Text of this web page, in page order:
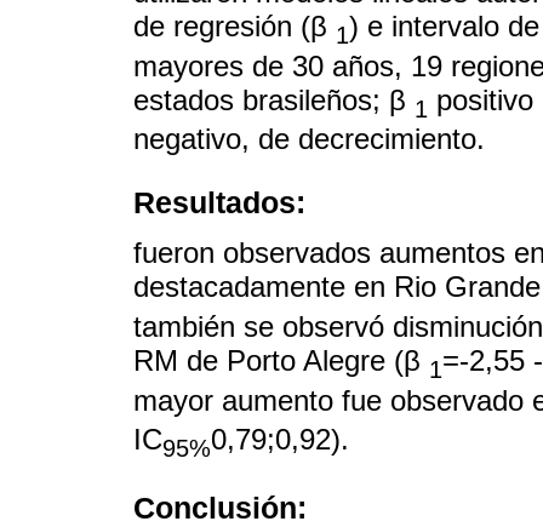
de regresión (β 1) e intervalo
mayores de 30 años, 19
estados brasileños; β 1 positivo
negativo, de decrecimiento.
Resultados:
fueron observados aumentos
destacadamente en Rio
también se observó
RM de Porto Alegre (β 1=-2,55
mayor aumento fue observado
IC95%0,79;0,92).
Conclusión: